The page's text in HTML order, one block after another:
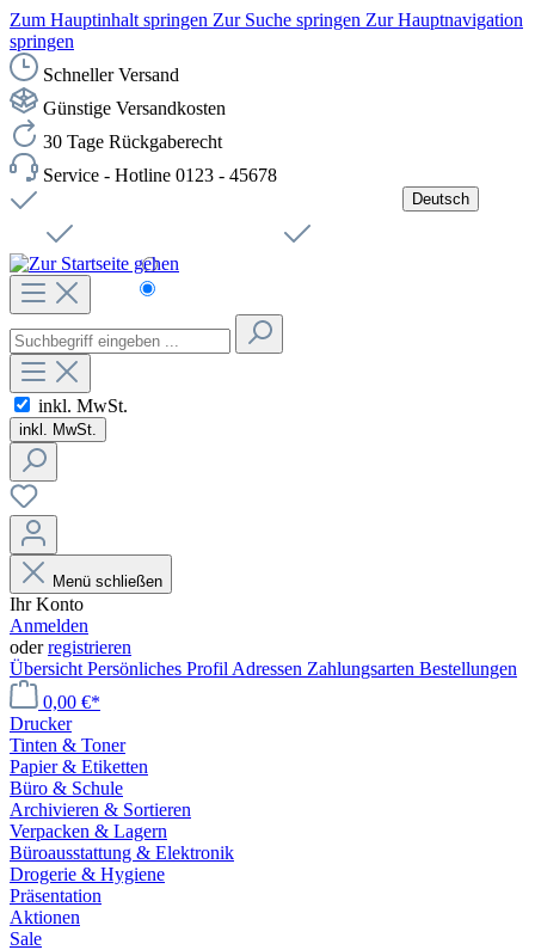
Zum Hauptinhalt springen Zur Suche springen Zur Hauptnavigation
springen
Schneller Versand
Günstige Versandkosten
30 Tage Rückgaberecht
Service - Hotline 0123 - 45678
Deutsch
Čeština
inkl. MwSt.
inkl. MwSt.
Menü schließen
Ihr Konto
Anmelden
oderregistrieren
Übersicht Persönliches Profil Adressen Zahlungsarten Bestellungen
0,00 €*
Drucker
Tinten & Toner
Papier & Etiketten
Büro & Schule
Archivieren & Sortieren
Verpacken & Lagern
Büroausstattung & Elektronik
Drogerie & Hygiene
Präsentation
Aktionen
Sale